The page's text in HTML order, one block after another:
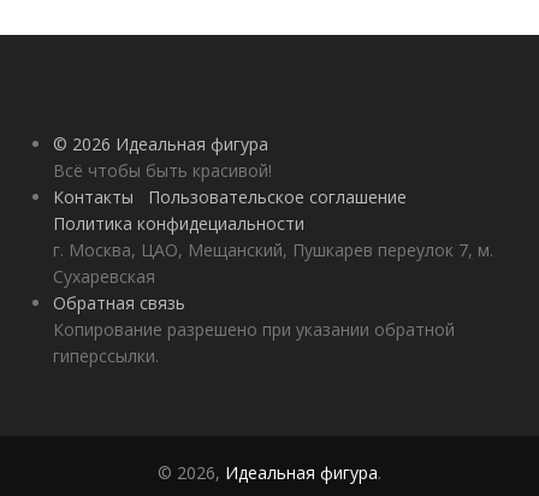
© 2026 Идеальная фигура
Всё чтобы быть красивой!
Контакты
Пользовательское соглашение
Политика конфидециальности
г. Москва, ЦАО, Мещанский, Пушкарев переулок 7, м.
Сухаревская
Обратная связь
Копирование разрешено при указании обратной
гиперссылки.
© 2026, Идеальная фигура.